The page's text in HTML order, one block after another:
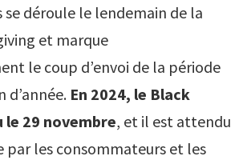
déroule le lendemain de la
et marque
le coup d’envoi de la période
d’année. En 2024, le Black
le 29 novembre, et il est attendu
par les consommateurs et les